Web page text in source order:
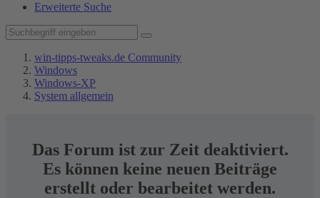
Erweiterte Suche
win-tipps-tweaks.de Community
Windows
Windows-XP
System allgemein
Das Forum ist zur Zeit deaktiviert.
Es können keine neuen Beiträge
erstellt oder bearbeitet werden.